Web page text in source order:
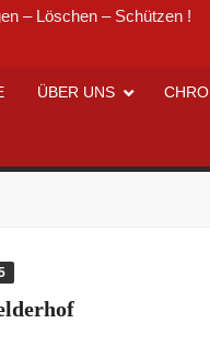
– Löschen – Schützen !
ÜBER UNS